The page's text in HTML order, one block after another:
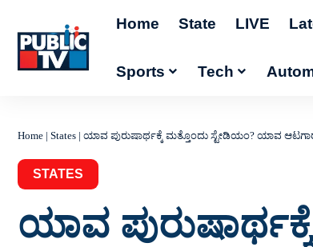
Home State LIVE
Sports Tech
Home | States | ಯಾವ ಪುರುಷಾರ್ಥಕ್ಕೆ ಮತ್ತೊಂದು ಸ್ಟೇಡಿಯಂ? ಯಾವ
STATES
ಯಾವ